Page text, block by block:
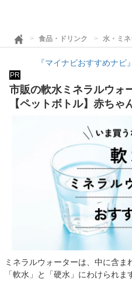
食品・ドリンク 水・ミ
『マイナビおすすめナ
PR
市販の軟水ミネラルウォ
【ペットボトル】赤ちゃ
ミネラルウォーターは、中に含
「軟水」と「硬水」にわけられま